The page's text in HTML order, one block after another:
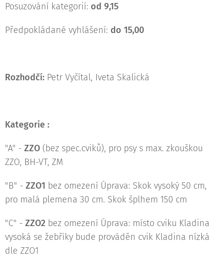
Posuzování kategorií: od 9,15
Předpokládané vyhlášení: do 15,00
Rozhodčí: Petr Vyčítal, Iveta Skalická
Kategorie :
"A" - ZZO (bez spec.cviků), pro psy s max. zkouškou
ZZO, BH-VT, ZM
"B" - ZZO1 bez omezení Úprava: Skok vysoký 50 cm,
pro malá plemena 30 cm. Skok šplhem 150 cm
"C" - ZZO2 bez omezení Úprava: místo cviku Kladina
vysoká se žebříky bude prováděn cvik Kladina nízká
dle ZZO1